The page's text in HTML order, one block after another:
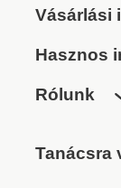
Vásárlási
Hasznos
Rólunk
Tanácsra